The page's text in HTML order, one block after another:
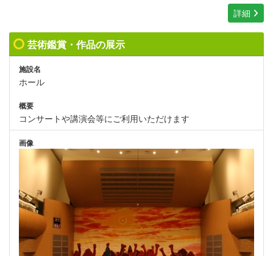
詳細
芸術鑑賞・作品の展示
施設名
ホール
概要
コンサートや講演会等にご利用いただけます
画像